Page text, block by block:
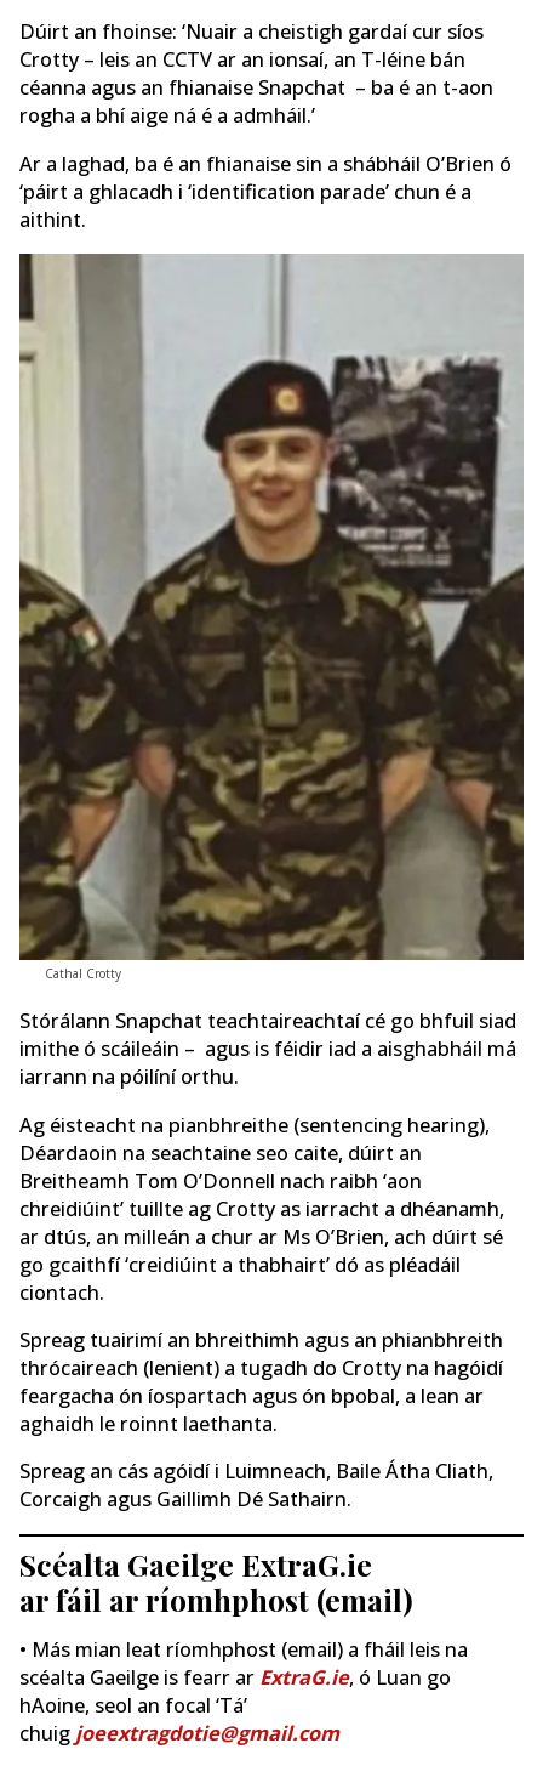
Dúirt an fhoinse: ‘Nuair a cheistigh gardaí cur síos
Crotty – leis an CCTV ar an ionsaí, an T-léine bán
céanna agus an fhianaise Snapchat – ba é an t-aon
rogha a bhí aige ná é a admháil.’
Ar a laghad, ba é an fhianaise sin a shábháil O’Brien ó
‘páirt a ghlacadh i ‘identification parade’ chun é a
aithint.
Cathal Crotty
Stórálann Snapchat teachtaireachtaí cé go bhfuil siad
imithe ó scáileáin – agus is féidir iad a aisghabháil má
iarrann na póilíní orthu.
Ag éisteacht na pianbhreithe (sentencing hearing),
Déardaoin na seachtaine seo caite, dúirt an
Breitheamh Tom O’Donnell nach raibh ‘aon
chreidiúint’ tuillte ag Crotty as iarracht a dhéanamh,
ar dtús, an milleán a chur ar Ms O’Brien, ach dúirt sé
go gcaithfí ‘creidiúint a thabhairt’ dó as pléadáil
ciontach.
Spreag tuairimí an bhreithimh agus an phianbhreith
thrócaireach (lenient) a tugadh do Crotty na hagóidí
feargacha ón íospartach agus ón bpobal, a lean ar
aghaidh le roinnt laethanta.
Spreag an cás agóidí i Luimneach, Baile Átha Cliath,
Corcaigh agus Gaillimh Dé Sathairn.
Scéalta Gaeilge ExtraG.ie
ar fáil ar ríomhphost (email)
• Más mian leat ríomhphost (email) a fháil leis na
scéalta Gaeilge is fearr ar ExtraG.ie, ó Luan go
hAoine, seol an focal ‘Tá’
chuig joeextragdotie@gmail.com